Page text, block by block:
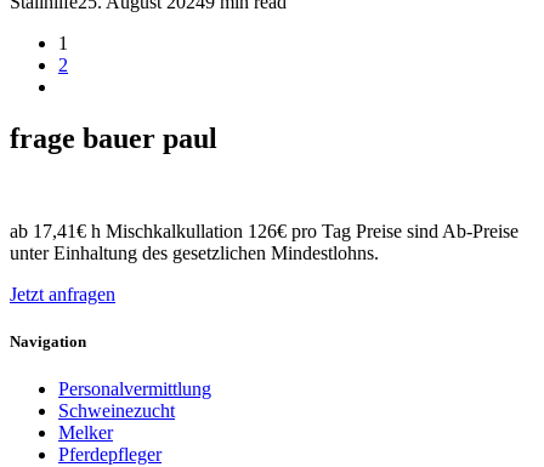
1
2
frage bauer paul
ab 17,41€ h Mischkalkullation 126€ pro Tag Preise sind Ab-Preise
unter Einhaltung des gesetzlichen Mindestlohns.
Jetzt anfragen
Navigation
Personalvermittlung
Schweinezucht
Melker
Pferdepfleger